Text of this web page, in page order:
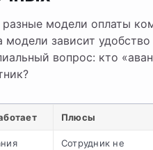
модели оплаты
зависит удобство
вопрос: кто
Плюсы
Сотрудник не